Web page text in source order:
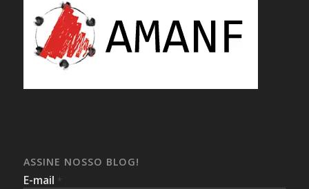
ASSINE NOSSO BLOG!
E-mail *